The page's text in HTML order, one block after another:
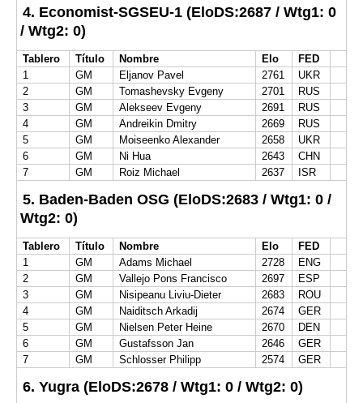
4. Economist-SGSEU-1 (EloDS:2687 / Wtg1: 0
/ Wtg2: 0)
Tablero Título Nombre Elo
FED
1
GM Eljanov Pavel 2761
UKR
2
GM Tomashevsky Evgeny 2701
RUS
3
GM Alekseev Evgeny 2691
RUS
4
GM Andreikin Dmitry 2669
RUS
5
GM Moiseenko Alexander 2658
UKR
6
GM Ni Hua 2643
CHN
7
GM Roiz Michael 2637 ISR
5. Baden-Baden OSG (EloDS:2683 / Wtg1: 0 /
Wtg2: 0)
Tablero Título Nombre Elo
FED
1
GM Adams Michael 2728
ENG
2
GM Vallejo Pons Francisco 2697
ESP
3
GM Nisipeanu Liviu-Dieter 2683
ROU
4
GM Naiditsch Arkadij 2674
GER
5
GM Nielsen Peter Heine 2670
DEN
6
GM Gustafsson Jan 2646
GER
7
GM Schlosser Philipp 2574 GER
6. Yugra (EloDS:2678 / Wtg1: 0 / Wtg2: 0)